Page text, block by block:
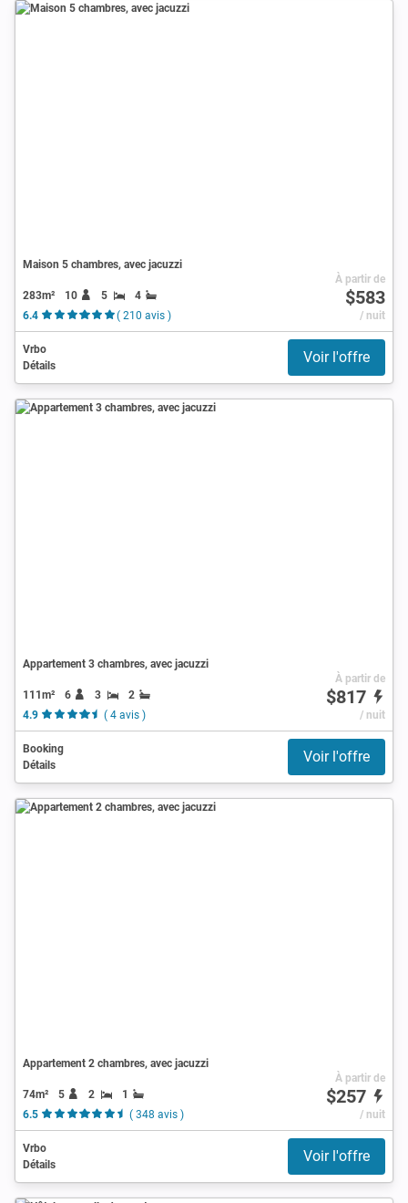
Maison 5 chambres, avec jacuzzi
283m² 10 5
4
6.4
( 210 avis )
À partir de
$583
/ nuit
Vrbo
Détails
Voir l'offre
Appartement 3 chambres, avec jacuzzi
111m² 6 3
2
4.9
( 4 avis )
À partir de
$817
/ nuit
Booking
Détails
Voir l'offre
Appartement 2 chambres, avec jacuzzi
74m² 5 2
1
6.5
( 348 avis )
À partir de
$257
/ nuit
Vrbo
Détails
Voir l'offre